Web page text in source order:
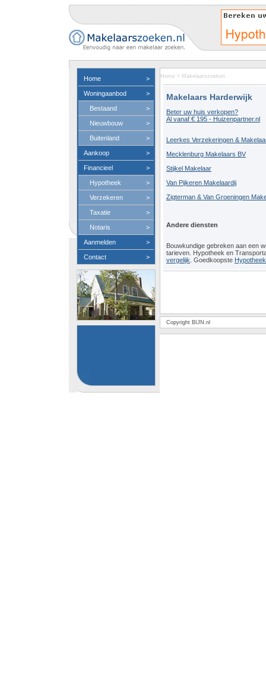
Home >
Woningaanbod >
Bestaand >
Nieuwbouw >
Buitenland >
Aankoop >
Financieel >
Hypotheek >
Verzekeren >
Taxatie >
Notaris >
Aanmelden >
Contact >
Home > Makelaarszoeken
Makelaars Harderwijk
Beter uw huis verkopen?
Al vanaf € 195 - Huizenpartner.nl
Leerkes Verzekeringen &
Mecklenburg Makelaars BV
Stijkel Makelaar
Van Pijkeren Makelaardij
Zigterman & Van Groeningen
Andere diensten
Bouwkundige gebreken aan een
tarieven. Hypotheek en
vergelijk . Goedkoopste
Copyright BIJN.nl